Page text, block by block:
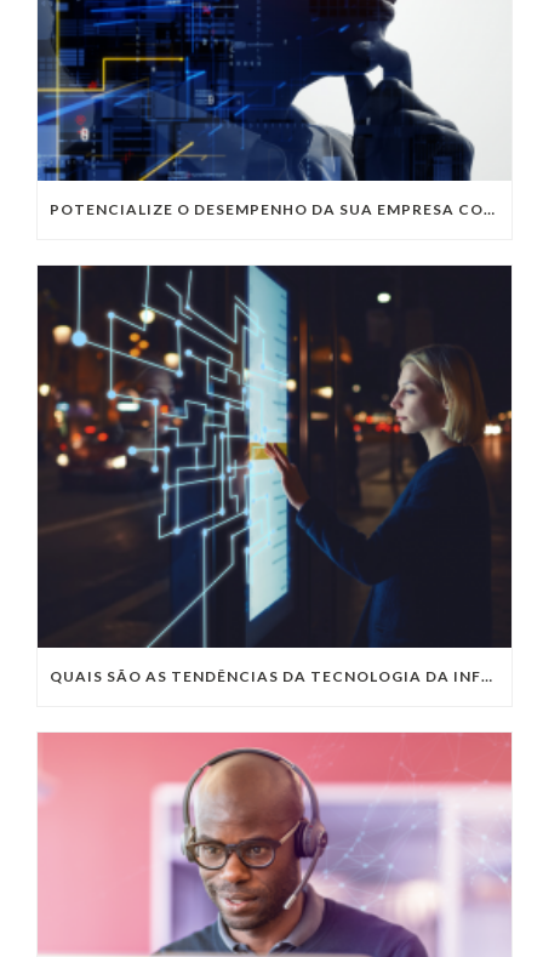
POTENCIALIZE O DESEMPENHO DA SUA EMPRESA COM OS SERVIÇOS DE TI DA VIVO VITA
QUAIS SÃO AS TENDÊNCIAS DA TECNOLOGIA DA INFORMAÇÃO PARA 2023?